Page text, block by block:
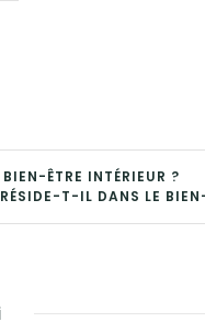
ÊTRE INTÉRIEUR ?
T-IL DANS LE